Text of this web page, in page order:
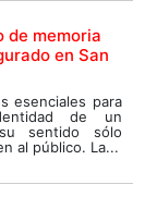
de memoria
en San
esenciales para
de un
sentido sólo
al público. La...